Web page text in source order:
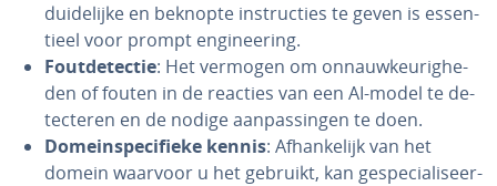
dui­de­lij­ke en beknopte in­struc­ties te geven is es­sen­
ti­eel voor prompt en­gi­nee­ring.
Fout­de­tec­tie: Het vermogen om on­nauw­keu­rig­he­
den of fouten in de reacties van een AI-model te de­
tec­te­ren en de nodige aan­pas­sin­gen te doen.
Do­mein­spe­ci­fie­ke kennis: Af­han­ke­lijk van het
domein waarvoor u het gebruikt, kan ge­spe­ci­a­li­seer­